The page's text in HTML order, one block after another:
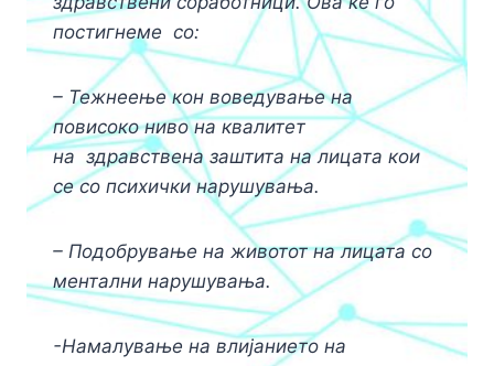
постигнеме со:
– Тежнеење кон воведување на
повисоко ниво на квалитет
на здравствена заштита на лицата кои
се со психички нарушувања.
– Подобрување на животот на лицата со
ментални нарушувања.
-Намалување на влијанието на